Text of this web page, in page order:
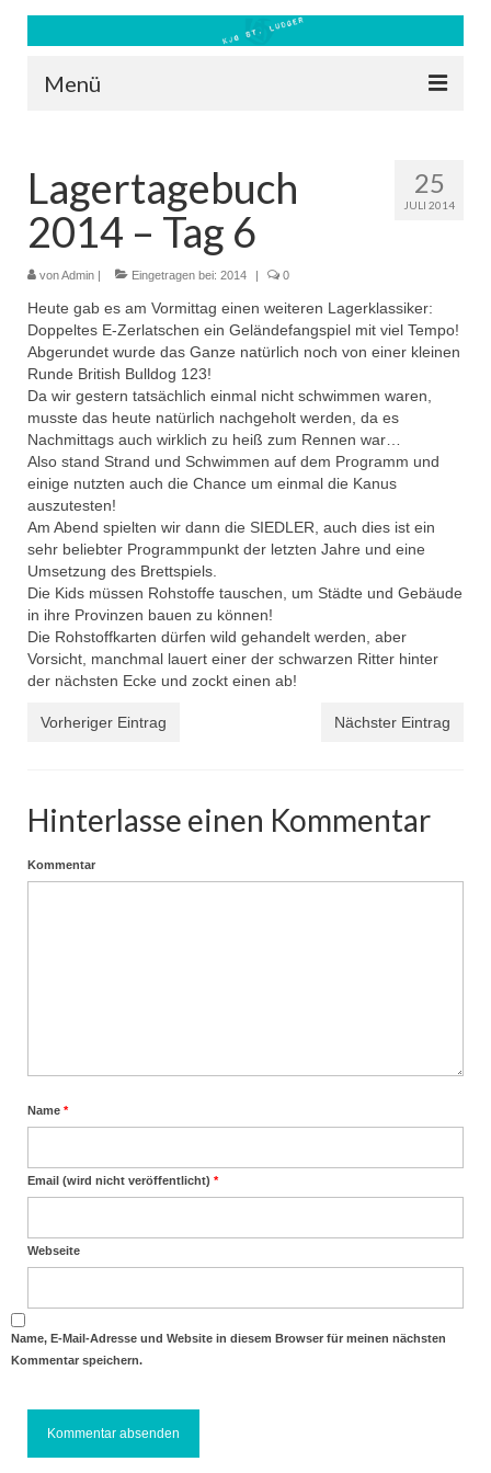
Menü
Kontakt
Bilder
Freizeit 2026
Datenschutz
Impressum
Downloads
25
JULI 2014
Lagertagebuch
2014 – Tag 6
vonAdmin | Eingetragen bei: 2014 | 0
Heute gab es am Vormittag einen weiteren Lagerklassiker:
Doppeltes E-Zerlatschen ein Geländefangspiel mit viel Tempo!
Abgerundet wurde das Ganze natürlich noch von einer kleinen
Runde British Bulldog 123!
Da wir gestern tatsächlich einmal nicht schwimmen waren,
musste das heute natürlich nachgeholt werden, da es
Nachmittags auch wirklich zu heiß zum Rennen war…
Also stand Strand und Schwimmen auf dem Programm und
einige nutzten auch die Chance um einmal die Kanus
auszutesten!
Am Abend spielten wir dann die SIEDLER, auch dies ist ein
sehr beliebter Programmpunkt der letzten Jahre und eine
Umsetzung des Brettspiels.
Die Kids müssen Rohstoffe tauschen, um Städte und Gebäude
in ihre Provinzen bauen zu können!
Die Rohstoffkarten dürfen wild gehandelt werden, aber
Vorsicht, manchmal lauert einer der schwarzen Ritter hinter
der nächsten Ecke und zockt einen ab!
Vorheriger Eintrag Nächster Eintrag
Hinterlasse einen Kommentar
Kommentar
Name *
Email (wird nicht veröffentlicht) *
Webseite
Name, E-Mail-Adresse und Website in diesem Browser für meinen nächsten
Kommentar speichern.